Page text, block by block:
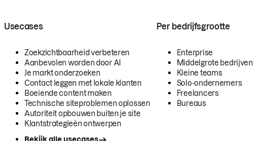
Usecases
Zoekzichtbaarheid verbeteren
Aanbevolen worden door AI
Je markt onderzoeken
Contact leggen met lokale klanten
Boeiende content maken
Technische siteproblemen oplossen
Autoriteit opbouwen buiten je site
Klantstrategieën ontwerpen
Per bedrijfsgrootte
Enterprise
Middelgrote bedrijven
Kleine teams
Solo-ondernemers
Freelancers
Bureaus